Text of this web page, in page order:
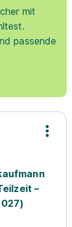
mit
passende
–